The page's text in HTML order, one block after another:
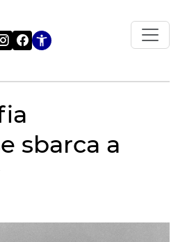
Apri le
sbarca a